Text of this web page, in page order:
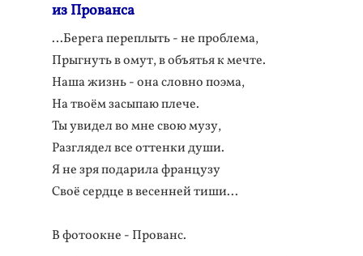
из Прованса
…Берега переплыть - не проблема,
Прыгнуть в омут, в объятья к мечте.
Наша жизнь - она словно поэма,
На твоём засыпаю плече.
Ты увидел во мне свою музу,
Разглядел все оттенки души.
Я не зря подарила французу
Своё сердце в весенней тиши...
В фотоокне - Прованс.